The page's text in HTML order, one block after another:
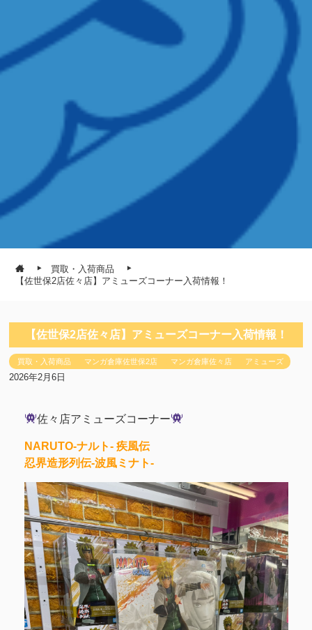
買取・入荷商品
【佐世保2店佐々店】アミューズコーナー入荷情報！
【佐世保2店佐々店】アミューズコーナー入荷情報！
買取・入荷商品 マンガ倉庫佐世保2店 マンガ倉庫佐々店 アミューズ
2026年2月6日
佐々店アミューズコーナー
NARUTO-ナルト- 疾風伝
忍界造形列伝-波風ミナト-